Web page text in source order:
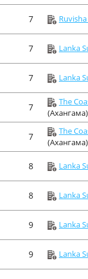
7
7 Lanka
7 Lanka
7
The
(Ахангама)
7
The
(Ахангама)
8 Lanka
8 Lanka
9 Lanka
9 Lanka